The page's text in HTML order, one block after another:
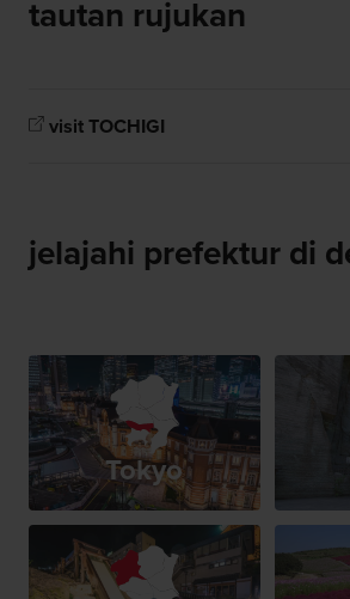
tautan rujukan
visit TOCHIGI
jelajahi prefektur di
Tokyo